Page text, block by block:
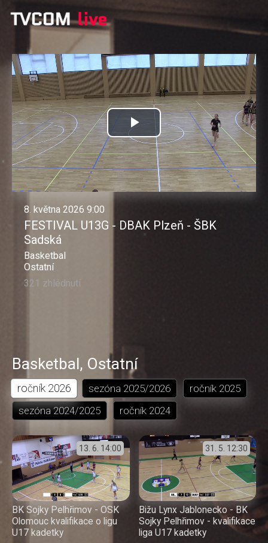
Přehrát
video
8. května 2026 9:00
FESTIVAL U13G - DBAK Plzeň - ŠBK
Sadská
Basketbal
Ostatní
321 zhlédnutí
Basketbal, Ostatní
ročník 2026 sezóna 2025/2026 ročník 2025
sezóna 2024/2025 ročník 2024
13. 6. 14:00
BK Sojky Pelhřimov - OSK
Olomouc kvalifikace o ligu
U17 kadetky
31. 5. 12:30
Bižu Lynx Jablonecko - BK
Sojky Pelhřimov - kvalifikace
liga U17 kadetky